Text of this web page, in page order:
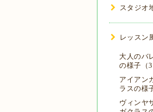
スタジオ
レッスン
大人のバ
の様子（3
アイアン
ラスの様
ヴィンヤ